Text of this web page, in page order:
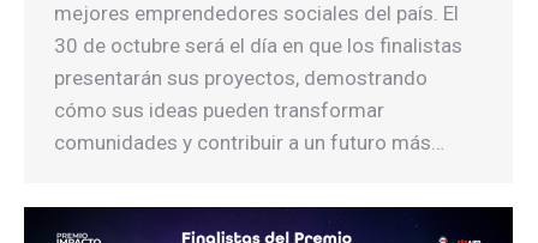
mejores emprendedores sociales del país. El
30 de octubre será el día en que los finalistas
presentarán sus proyectos, demostrando
cómo sus ideas pueden transformar
comunidades y contribuir a un futuro más…